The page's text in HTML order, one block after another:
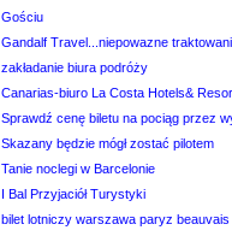
Gościu
Gandalf Travel...niepowazne
zakładanie biura podróży
Canarias-biuro La Costa Hotels&
Sprawdź cenę biletu na pociąg przez
Skazany będzie mógł zostać pilotem
Tanie noclegi w Barcelonie
I Bal Przyjaciół Turystyki
bilet lotniczy warszawa paryz beauvais